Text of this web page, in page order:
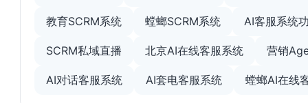
教育SCRM系统 螳螂SCRM系统 AI客服系统
SCRM私域直播 北京AI在线客服系统 营销
AI对话客服系统 AI套电客服系统 螳螂AI在线